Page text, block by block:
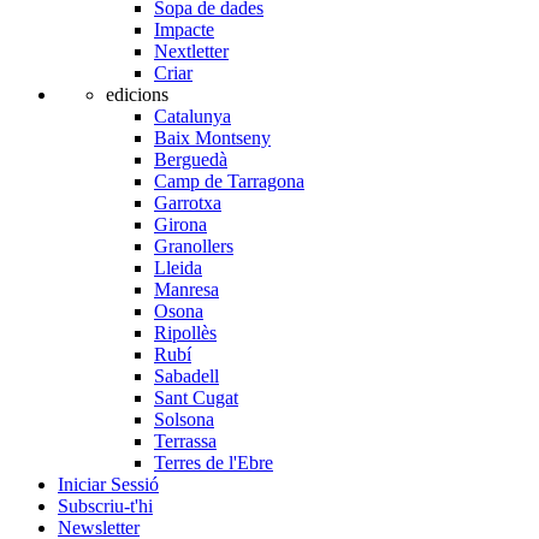
Sopa de dades
Impacte
Nextletter
Criar
edicions
Catalunya
Baix Montseny
Berguedà
Camp de Tarragona
Garrotxa
Girona
Granollers
Lleida
Manresa
Osona
Ripollès
Rubí
Sabadell
Sant Cugat
Solsona
Terrassa
Terres de l'Ebre
Iniciar Sessió
Subscriu-t'hi
Newsletter